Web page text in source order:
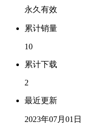
永久有效
累计销量
10
累计下载
2
最近更新
2023年07月01日